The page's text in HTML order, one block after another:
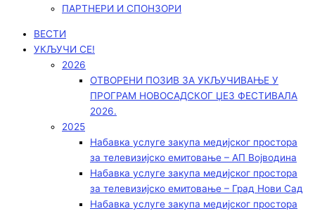
ПАРТНЕРИ И СПОНЗОРИ
ВЕСТИ
УКЉУЧИ СЕ!
2026
ОТВОРЕНИ ПОЗИВ ЗА УКЉУЧИВАЊЕ У
ПРОГРАМ НОВОСАДСКОГ ЏЕЗ ФЕСТИВАЛА
2026.
2025
Набавка услуге закупа медијског простора
за телевизијско емитовање – АП Војводинa
Набавка услуге закупа медијског простора
за телевизијско емитовање – Град Нови Сад
Набавка услуге закупа медијског простора